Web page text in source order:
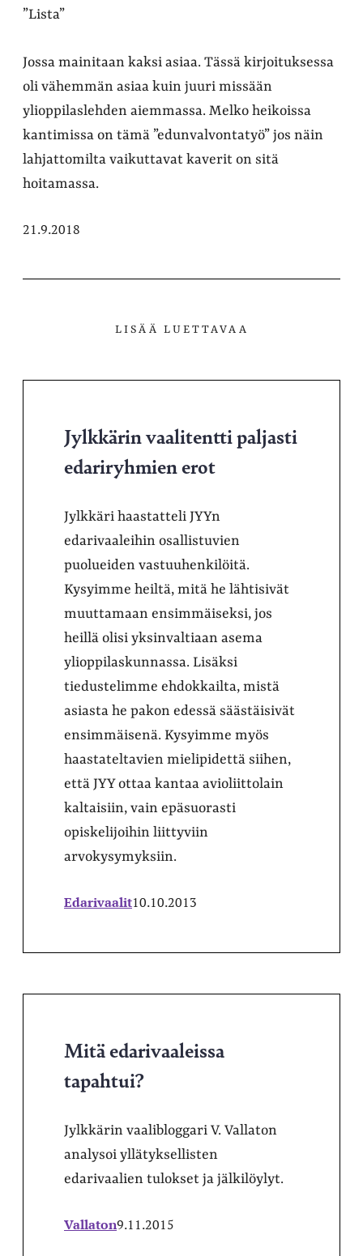
”Lista”
Jossa mainitaan kaksi asiaa. Tässä kirjoituksessa
oli vähemmän asiaa kuin juuri missään
ylioppilaslehden aiemmassa. Melko heikoissa
kantimissa on tämä ”edunvalvontatyö” jos näin
lahjattomilta vaikuttavat kaverit on sitä
hoitamassa.
21.9.2018
LISÄÄ LUETTAVAA
Jylkkärin vaalitentti paljasti
edariryhmien erot
Jylkkäri haastatteli JYYn
edarivaaleihin osallistuvien
puolueiden vastuuhenkilöitä.
Kysyimme heiltä, mitä he lähtisivät
muuttamaan ensimmäiseksi, jos
heillä olisi yksinvaltiaan asema
ylioppilaskunnassa. Lisäksi
tiedustelimme ehdokkailta, mistä
asiasta he pakon edessä säästäisivät
ensimmäisenä. Kysyimme myös
haastateltavien mielipidettä siihen,
että JYY ottaa kantaa avioliittolain
kaltaisiin, vain epäsuorasti
opiskelijoihin liittyviin
arvokysymyksiin.
Edarivaalit10.10.2013
Mitä edarivaaleissa
tapahtui?
Jylkkärin vaalibloggari V. Vallaton
analysoi yllätyksellisten
edarivaalien tulokset ja jälkilöylyt.
Vallaton9.11.2015